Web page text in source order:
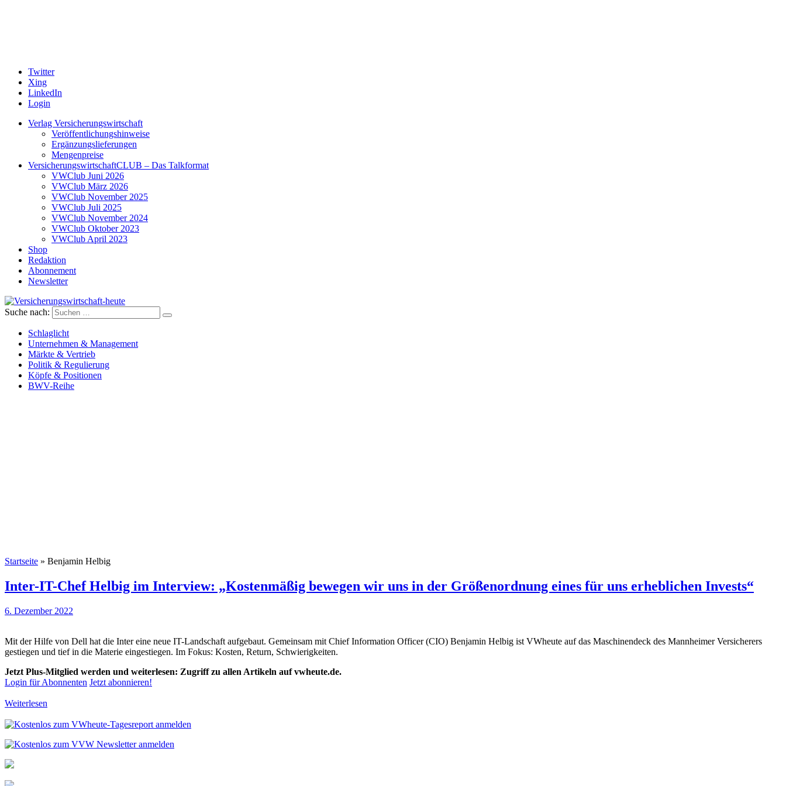
Twitter
Xing
LinkedIn
Login
Verlag Versicherungswirtschaft
Veröffentlichungshinweise
Ergänzungslieferungen
Mengenpreise
VersicherungswirtschaftCLUB – Das Talkformat
VWClub Juni 2026
VWClub März 2026
VWClub November 2025
VWClub Juli 2025
VWClub November 2024
VWClub Oktober 2023
VWClub April 2023
Shop
Redaktion
Abonnement
Newsletter
Versicherungswirtschaft-heute
Suche nach:
Schlaglicht
Unternehmen & Management
Märkte & Vertrieb
Politik & Regulierung
Köpfe & Positionen
BWV-Reihe
Startseite » Benjamin Helbig
Inter-IT-Chef Helbig im Interview: „Kostenmäßig bewegen wir uns in der Größenordnung eines für uns erheblichen Invests“
6. Dezember 2022
Mit der Hilfe von Dell hat die Inter eine neue IT-Landschaft aufgebaut. Gemeinsam mit Chief Information Officer (CIO) Benjamin Helbig ist VWheute auf das Maschinendeck des Mannheimer Versicherers
gestiegen und tief in die Materie eingestiegen. Im Fokus: Kosten, Return, Schwierigkeiten.
Jetzt Plus-Mitglied werden und weiterlesen: Zugriff zu allen Artikeln auf vwheute.de.
Login für Abonnenten Jetzt abonnieren!
Weiterlesen